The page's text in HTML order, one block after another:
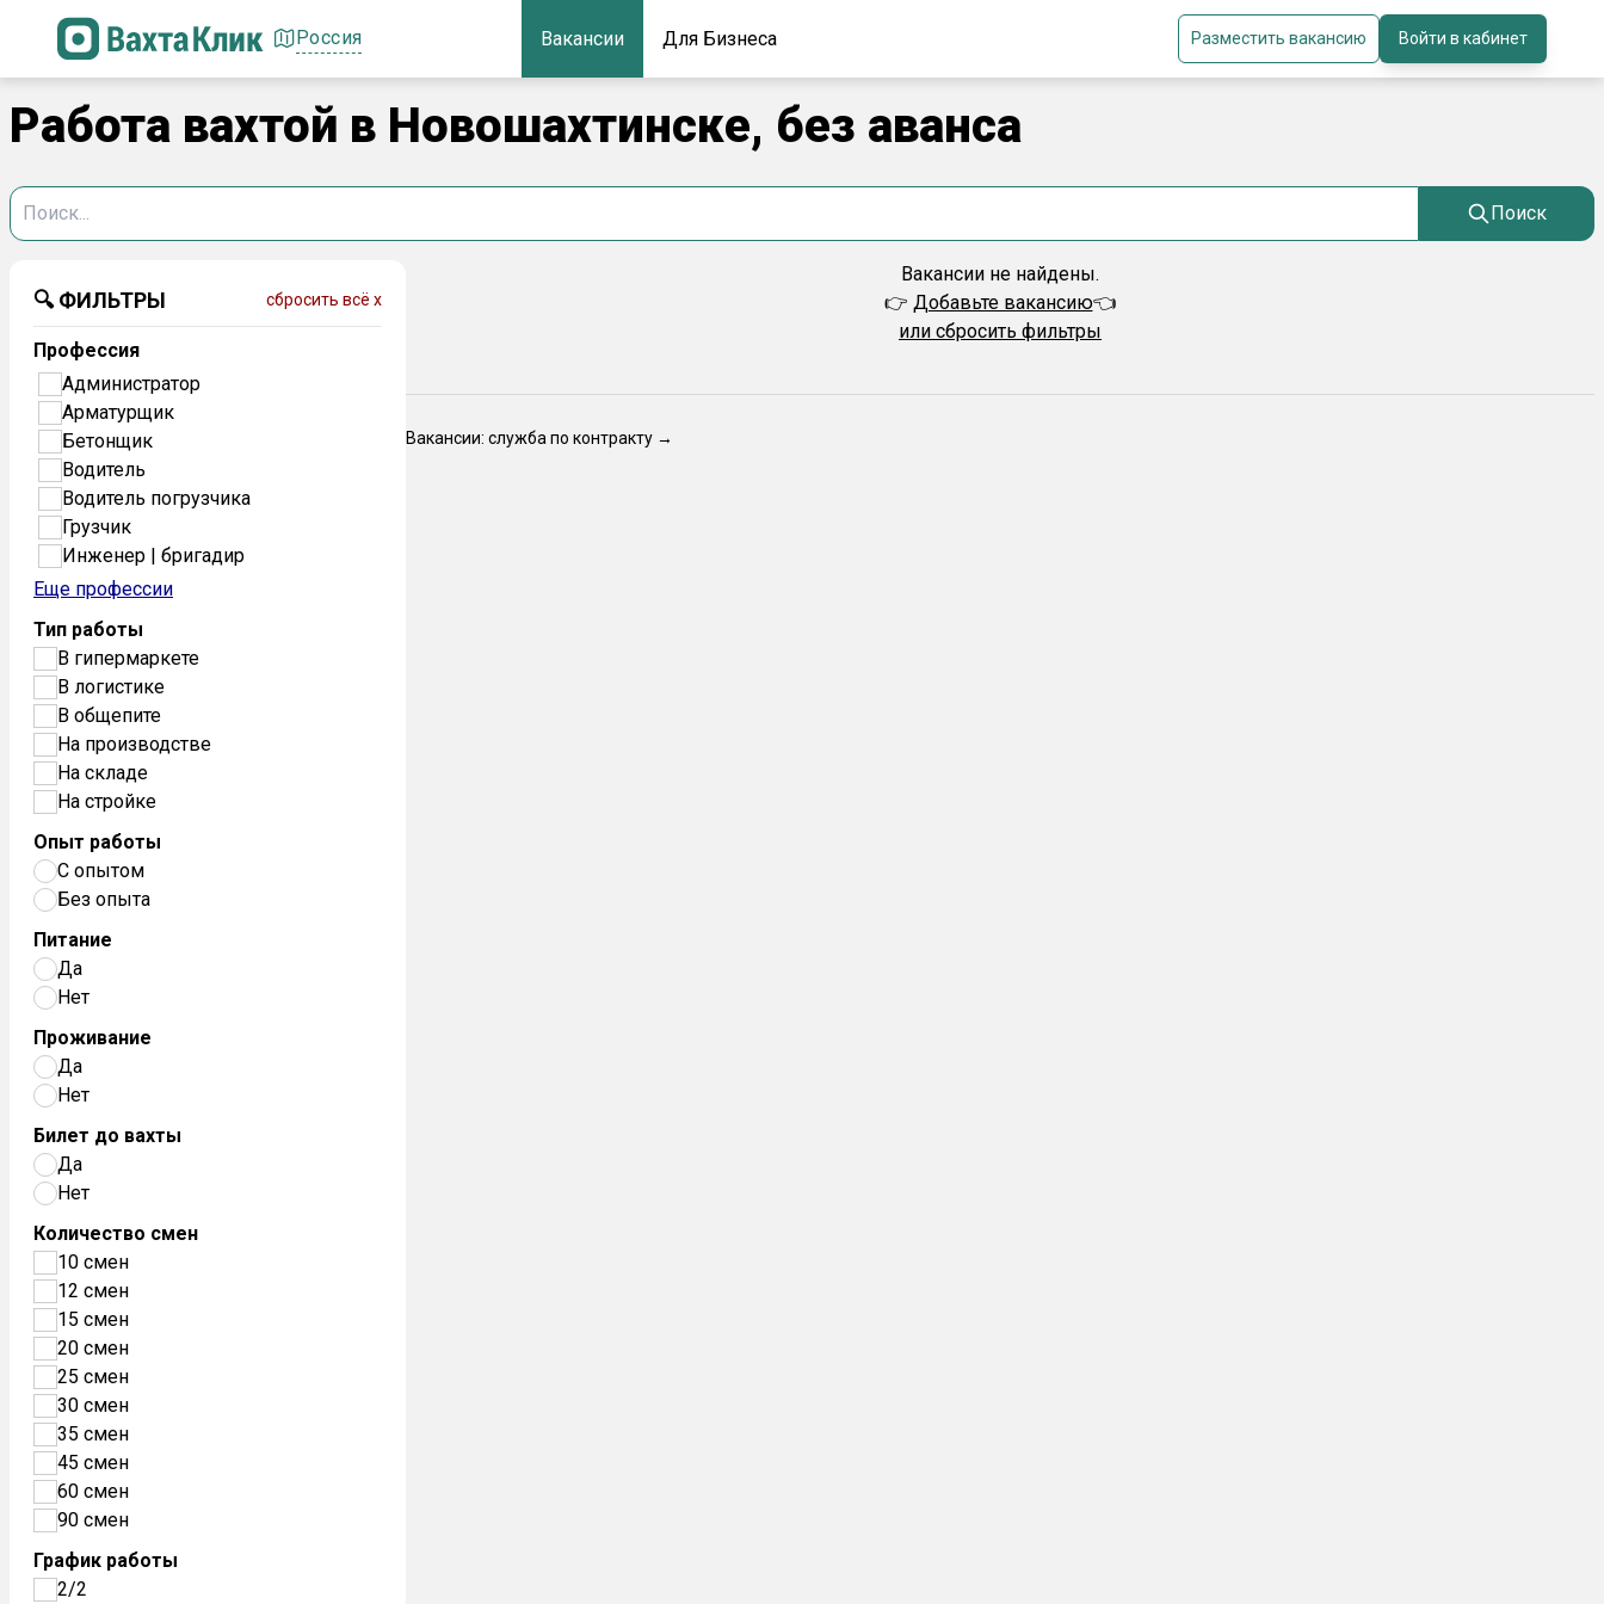
Россия Вакансии Для Бизнеса Разместить вакансию Войти в кабинет
Работа вахтой в Новошахтинске, без аванса
Поиск
🔍 ФИЛЬТРЫ сбросить всё x
Профессия
Администратор
Арматурщик
Бетонщик
Водитель
Водитель погрузчика
Грузчик
Инженер | бригадир
Еще профессии
Тип работы
В гипермаркете
В логистике
В общепите
На производстве
На складе
На стройке
Опыт работы
С опытом
Без опыта
Питание
Да
Нет
Проживание
Да
Нет
Билет до вахты
Да
Нет
Количество смен
10 смен
12 смен
15 смен
20 смен
25 смен
30 смен
35 смен
45 смен
60 смен
90 смен
График работы
2/2
Вакансии не найдены.
👉 Добавьте вакансию👈
или сбросить фильтры
Вакансии: служба по контракту →